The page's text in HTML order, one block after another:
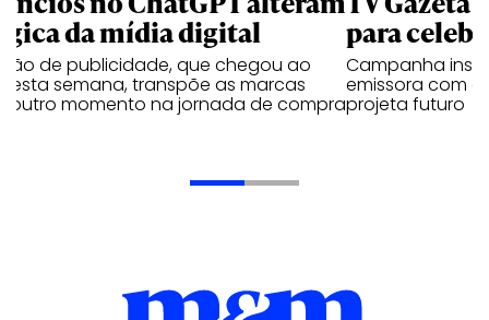
da mídia digital
de publicidade, que chegou ao
esta semana, transpõe as marcas
outro momento na jornada de compra
para
Campanha
emissora com
projeta futuro